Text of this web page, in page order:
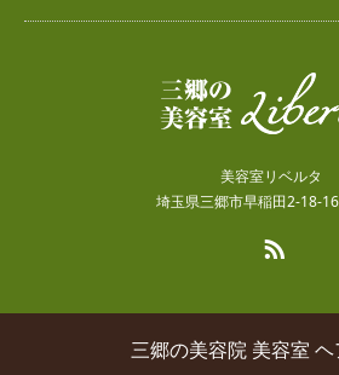
美容室リベルタ
埼玉県三郷市早稲田2-18-
三郷の美容院 美容室